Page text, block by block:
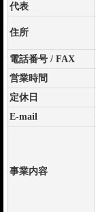
代表
住所
電話番号 / FAX
営業時間
定休日
E-mail
事業内容